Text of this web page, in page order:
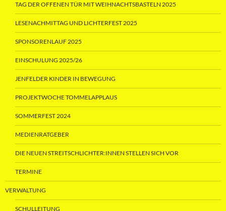
TAG DER OFFENEN TÜR MIT WEIHNACHTSBASTELN 2025
LESENACHMITTAG UND LICHTERFEST 2025
SPONSORENLAUF 2025
EINSCHULUNG 2025/26
JENFELDER KINDER IN BEWEGUNG
PROJEKTWOCHE TOMMELAPPLAUS
SOMMERFEST 2024
MEDIENRATGEBER
DIE NEUEN STREITSCHLICHTER:INNEN STELLEN SICH VOR
TERMINE
VERWALTUNG
SCHULLEITUNG